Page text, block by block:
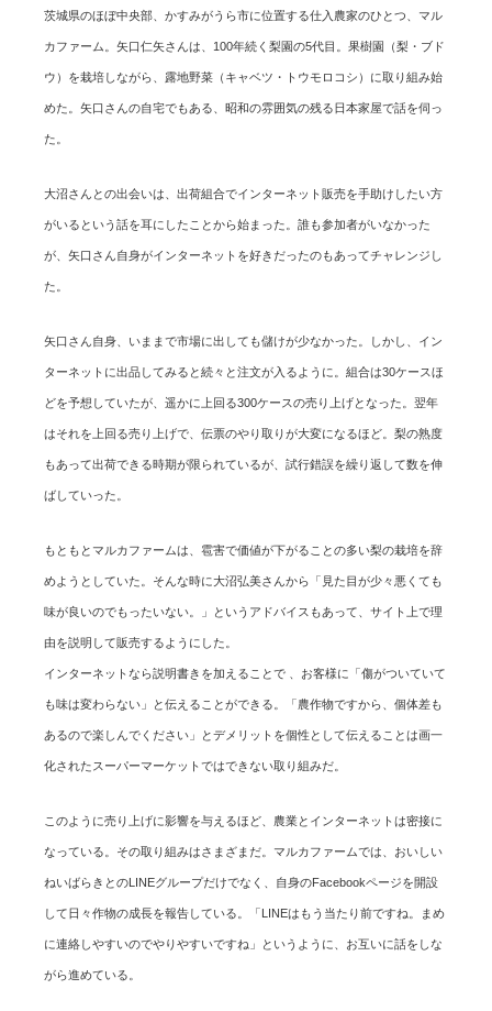
茨城県のほぼ中央部、かすみがうら市に位置する仕入農家のひとつ、マル
カファーム。矢口仁矢さんは、100年続く梨園の5代目。果樹園（梨・ブド
ウ）を栽培しながら、露地野菜（キャベツ・トウモロコシ）に取り組み始
めた。矢口さんの自宅でもある、昭和の雰囲気の残る日本家屋で話を伺っ
た。
大沼さんとの出会いは、出荷組合でインターネット販売を手助けしたい方
がいるという話を耳にしたことから始まった。誰も参加者がいなかった
が、矢口さん自身がインターネットを好きだったのもあってチャレンジし
た。
矢口さん自身、いままで市場に出しても儲けが少なかった。しかし、イン
ターネットに出品してみると続々と注文が入るように。組合は30ケースほ
どを予想していたが、遥かに上回る300ケースの売り上げとなった。翌年
はそれを上回る売り上げで、伝票のやり取りが大変になるほど。梨の熟度
もあって出荷できる時期が限られているが、試行錯誤を繰り返して数を伸
ばしていった。
もともとマルカファームは、雹害で価値が下がることの多い梨の栽培を辞
めようとしていた。そんな時に大沼弘美さんから「見た目が少々悪くても
味が良いのでもったいない。」というアドバイスもあって、サイト上で理
由を説明して販売するようにした。
インターネットなら説明書きを加えることで 、お客様に「傷がついていて
も味は変わらない」と伝えることができる。「農作物ですから、個体差も
あるので楽しんでください」とデメリットを個性として伝えることは画一
化されたスーパーマーケットではできない取り組みだ。
このように売り上げに影響を与えるほど、農業とインターネットは密接に
なっている。その取り組みはさまざまだ。マルカファームでは、おいしい
ねいばらきとのLINEグループだけでなく、自身のFacebookページを開設
して日々作物の成長を報告している。「LINEはもう当たり前ですね。まめ
に連絡しやすいのでやりやすいですね」というように、お互いに話をしな
がら進めている。